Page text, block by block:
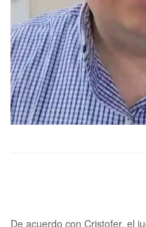
De acuerdo con Cristofer, el